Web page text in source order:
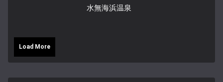
水無海浜温泉
Load More